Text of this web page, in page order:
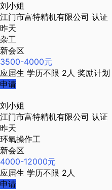
刘小姐
江门市富特精机有限公司 认证
昨天
杂工
新会区
3500-4000元
应届生 学历不限 2人 奖励计划
申请
刘小姐
江门市富特精机有限公司 认证
昨天
环氧操作工
新会区
4000-12000元
应届生 学历不限 2人
申请